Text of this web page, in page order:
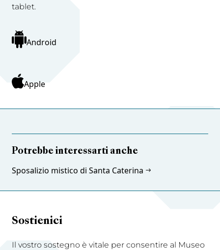
tablet.
Android
Apple
Potrebbe interessarti anche
Sposalizio mistico di Santa Caterina
Sostienici
Il vostro sostegno è vitale per consentire al Museo